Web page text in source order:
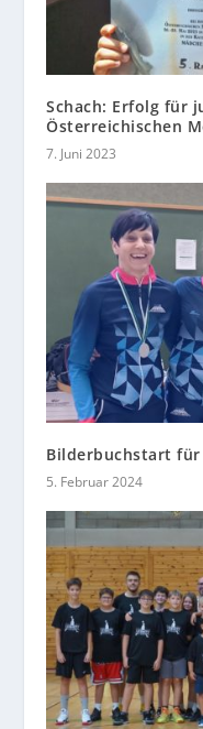
Schach: Erfolg für
Österreichischen
7. Juni 2023
Bilderbuchstart
5. Februar 2024